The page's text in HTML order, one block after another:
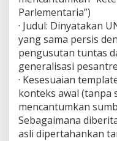
Parlementaria”)
· Judul: Dinyatakan
yang sama persis
pengusutan tuntas
generalisasi
· Kesesuaian
konteks awal (tanpa
mencantumkan
Sebagaimana
asli dipertahankan